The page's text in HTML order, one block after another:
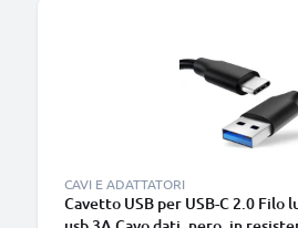
CAVI E ADATTATORI
Cavetto USB per USB-C 2.0 Filo